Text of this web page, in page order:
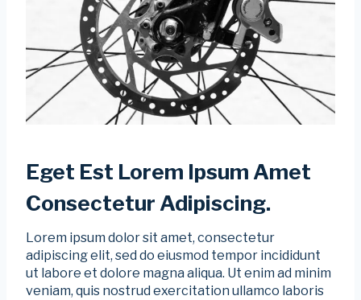
Eget Est Lorem Ipsum Amet
Consectetur Adipiscing.
Lorem ipsum dolor sit amet, consectetur
adipiscing elit, sed do eiusmod tempor incididunt
ut labore et dolore magna aliqua. Ut enim ad minim
veniam, quis nostrud exercitation ullamco laboris